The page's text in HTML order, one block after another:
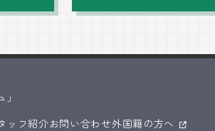
ッフ紹介お問い合わせ外国籍の方へ